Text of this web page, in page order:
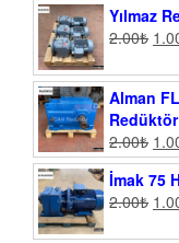
Yılmaz
2.00₺
Alman
Redüktör
2.00₺
İmak 75
2.00₺